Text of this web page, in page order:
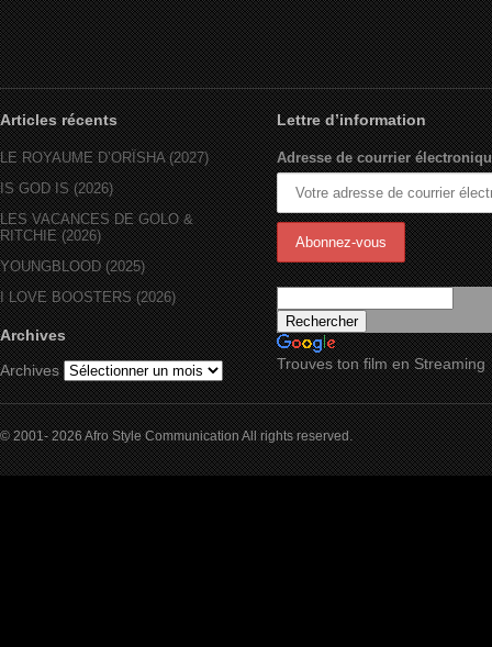
Articles récents
LE ROYAUME D’ORÏSHA (2027)
IS GOD IS (2026)
LES VACANCES DE GOLO &
RITCHIE (2026)
YOUNGBLOOD (2025)
I LOVE BOOSTERS (2026)
Archives
Archives
Lettre d’information
Adresse de courrier
Trouves ton film en Streaming
© 2001- 2026 Afro Style Communication All rights reserved.